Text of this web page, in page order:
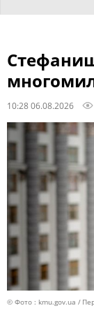
10:28 06.08.2026
© Фото : kmu.gov.ua